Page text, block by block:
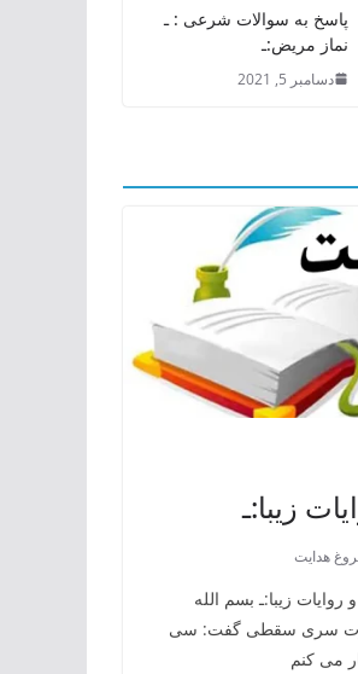
پاسخ به سوالات شرعی : ـ
نماز مریض:ـ
دسامبر 5, 2021
زیبا:ـ
هدایت
و روایات زیبا:ـ بسم الله
سری سقطی گفت: سی
می کنم